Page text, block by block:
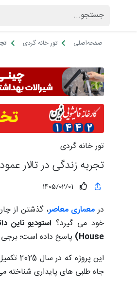
صفحه‌اصلی تور خانه گردی
تور خانه گردی
تجربه زندگی در تالار عمودی 14
1405/02/01
درمعماری معاصر، گذشتن از
خود می گیرد؟ استودیو ناین
House
) پاسخ داده است؛
جاه طلبی های پایداری شناخته